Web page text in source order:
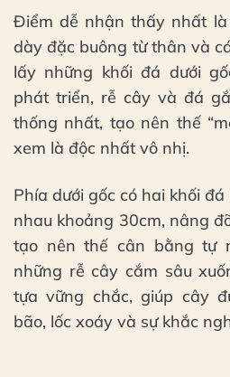
Điểm dễ nhận thấy nhất
dày đặc buông từ thân và
lấy những khối đá dưới
phát triển, rễ cây và đá
thống nhất, tạo nên thế
xem là độc nhất vô nhị.
Phía dưới gốc có hai khối
nhau khoảng 30cm, nâng
tạo nên thế cân bằng tự
những rễ cây cắm sâu
tựa vững chắc, giúp cây
bão, lốc xoáy và sự khắc